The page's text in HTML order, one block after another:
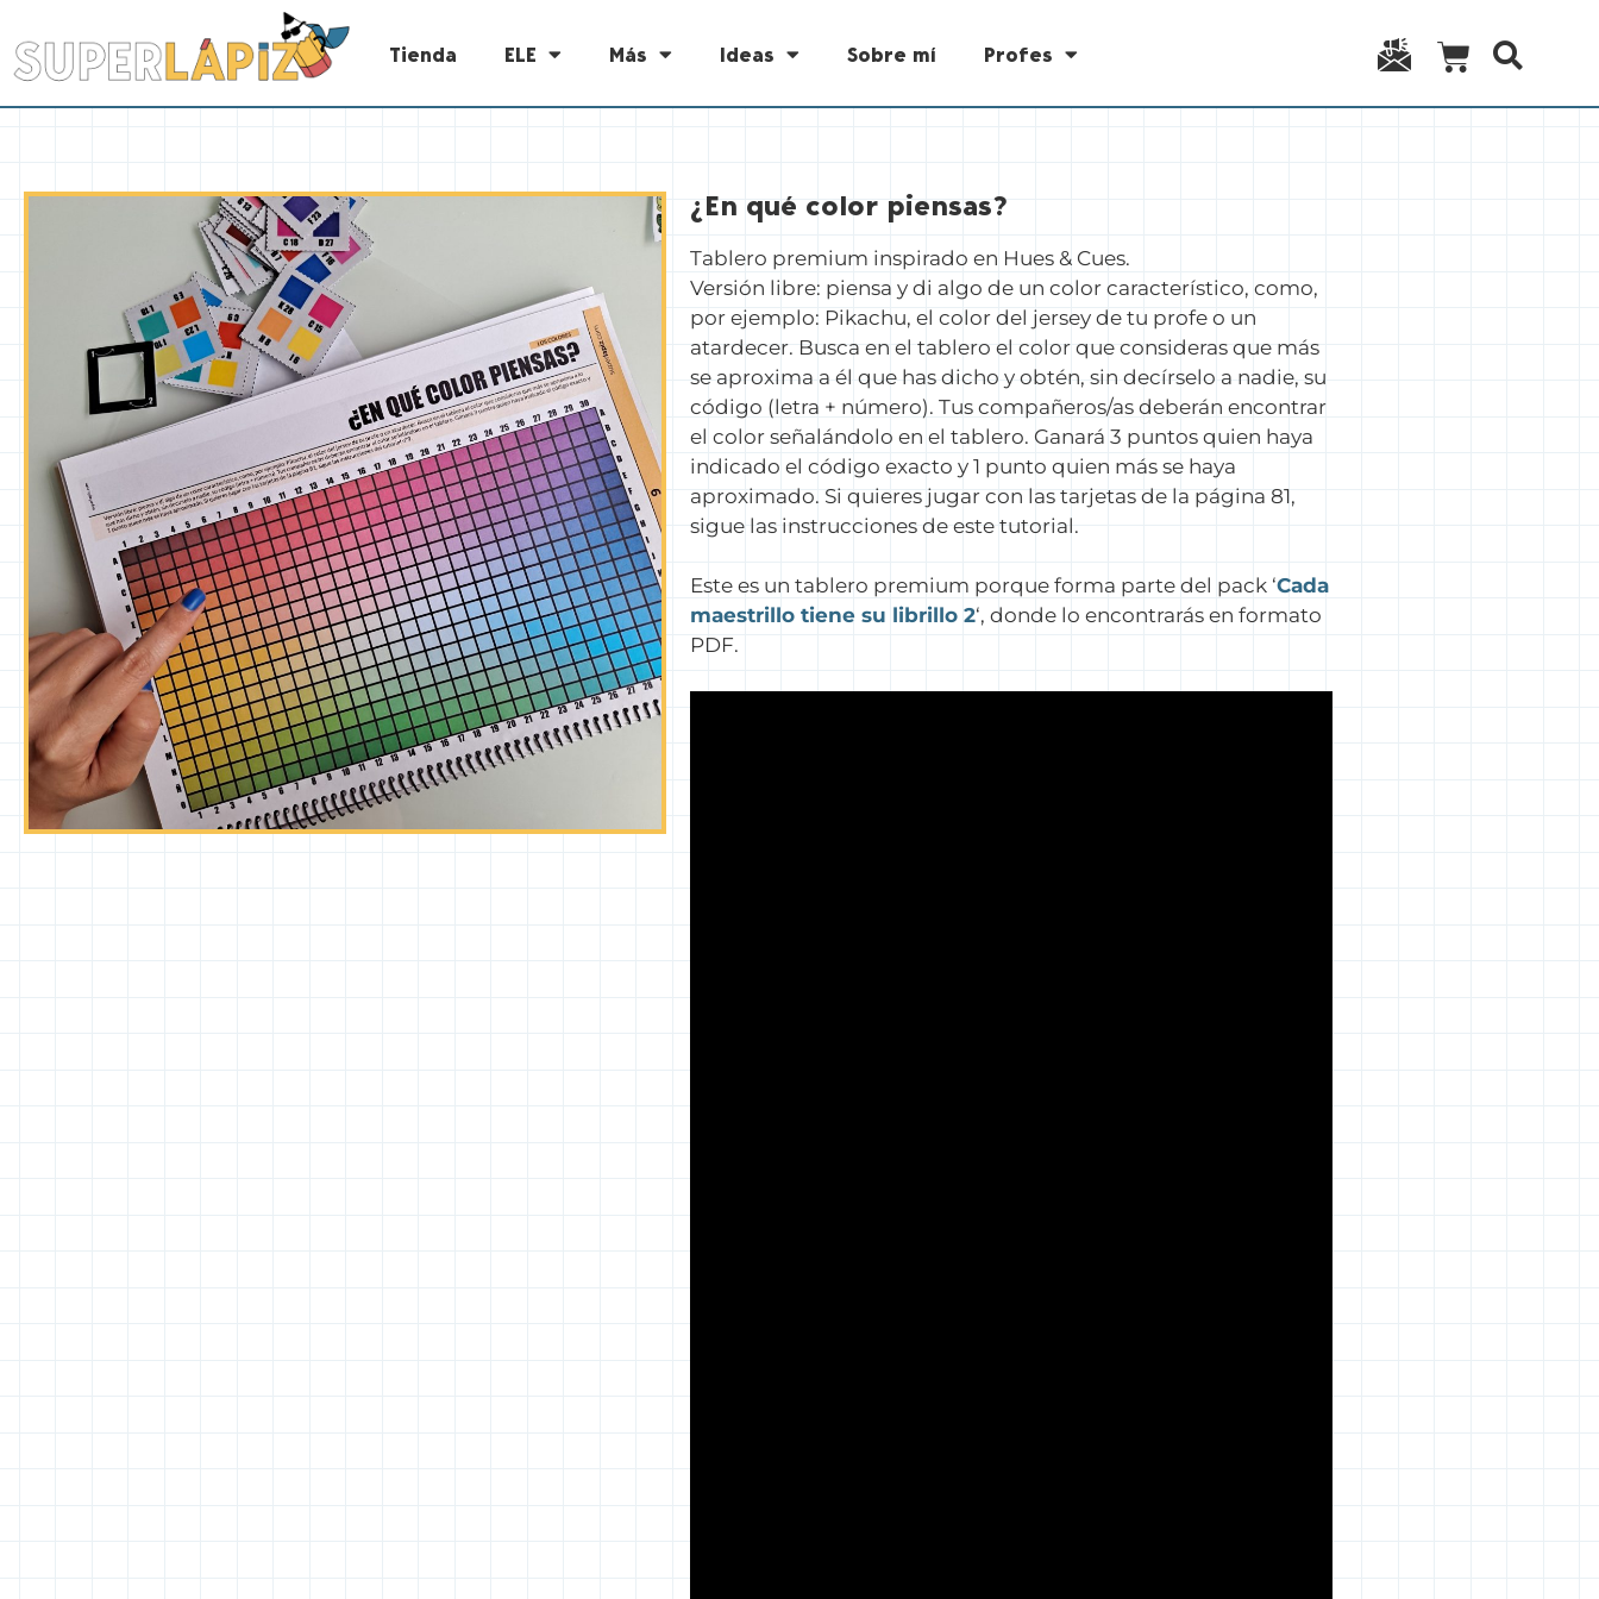
Tienda ELE Más Ideas Sobre mí Profes
¿En qué color piensas?
Tablero premium inspirado en Hues & Cues.
Versión libre: piensa y di algo de un color característico, como,
por ejemplo: Pikachu, el color del jersey de tu profe o un
atardecer. Busca en el tablero el color que consideras que más
se aproxima a él que has dicho y obtén, sin decírselo a nadie, su
código (letra + número). Tus compañeros/as deberán encontrar
el color señalándolo en el tablero. Ganará 3 puntos quien haya
indicado el código exacto y 1 punto quien más se haya
aproximado. Si quieres jugar con las tarjetas de la página 81,
sigue las instrucciones de este tutorial.
Este es un tablero premium porque forma parte del pack ‘Cada
maestrillo tiene su librillo 2‘, donde lo encontrarás en formato
PDF.